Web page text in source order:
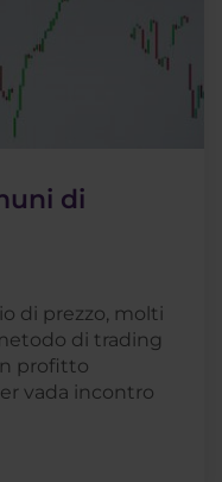
di
di prezzo, molti
di trading
profitto
vada incontro